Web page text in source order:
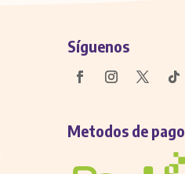
Síguenos
Metodos de pago